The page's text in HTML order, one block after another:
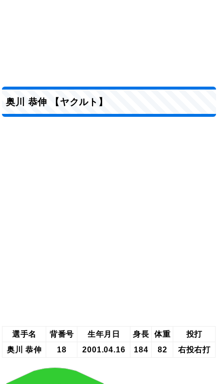
奥川 恭伸 【ヤクルト】
選手名 背番号 生年月日 身長 体重
投打
奥川 恭伸
18 2001.04.16 184 82 右投右打